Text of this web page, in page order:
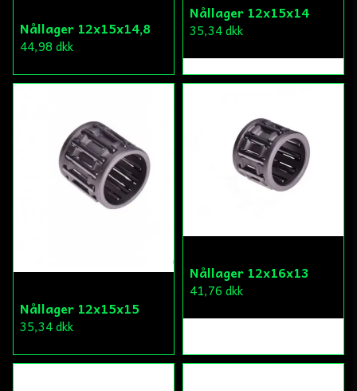
Nållager 12x15x14,8
44,98 dkk
Nållager 12x15x14
35,34 dkk
Nållager 12x15x15
35,34 dkk
Nållager 12x16x13
41,76 dkk